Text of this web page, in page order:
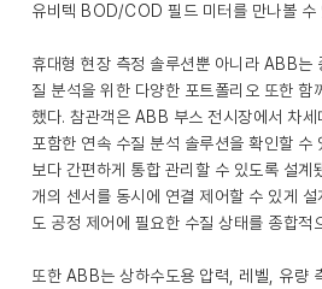
유비텍 BOD/COD 필드 미터를 만나볼 수
휴대형 현장 측정 솔루션뿐 아니라 ABB는
질 분석을 위한 다양한 포트폴리오 또한 함
했다. 참관객은 ABB 부스 전시장에서 차
포함한 연속 수질 분석 솔루션을 확인할 수
보다 간편하게 통합 관리할 수 있도록 설
개의 센서를 동시에 연결 제어할 수 있게
도 공정 제어에 필요한 수질 상태를 종합적
또한 ABB는 상하수도용 압력, 레벨, 유량